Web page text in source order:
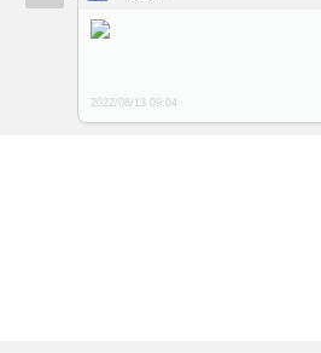
2022/08/13 09:04